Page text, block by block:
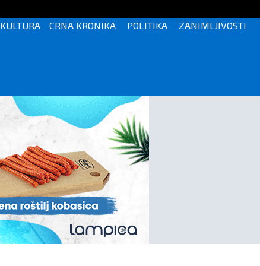
KULTURA CRNA KRONIKA POLITIKA ZANIMLJIVOSTI